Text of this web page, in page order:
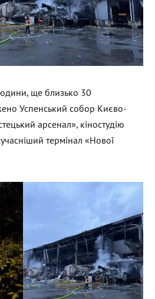
ще близько 30
Успенський собор Києво-
арсенал», кіностудію
термінал «Нової